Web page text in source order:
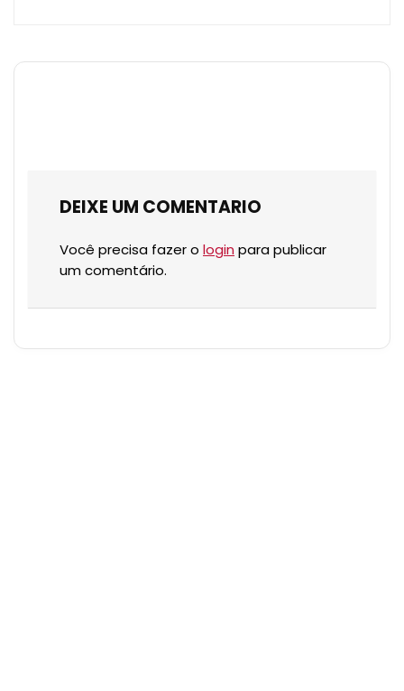
DEIXE UM COMENTARIO
Você precisa fazer o login para publicar
um comentário.